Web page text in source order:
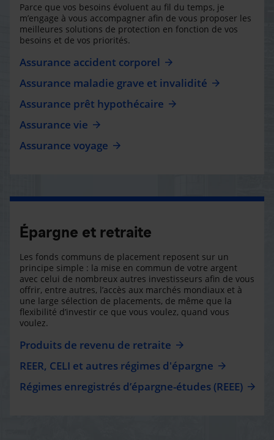
Parce que vos besoins évoluent au fil du temps, je
m’engage à vous accompagner afin de vous proposer les
meilleures solutions de protection en fonction de vos
besoins et de vos priorités.
Assurance accident corporel
Assurance maladie grave et invalidité
Assurance prêt hypothécaire
Assurance vie
Assurance voyage
Épargne et retraite
Les fonds communs de placement reposent sur un
principe simple : la mise en commun de votre argent
avec celui de nombreux autres investisseurs afin de vous
offrir, entre autres, l’accès aux marchés mondiaux et à
une large sélection de placements, de même que la
flexibilité d’investir ce que vous voulez, quand vous
voulez.
Produits de revenu de retraite
REER, CELI et autres régimes d'épargne
Régimes enregistrés d’épargne-études (REEE)